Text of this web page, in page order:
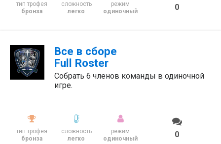
тип трофея
бронза
сложность
легко
режим
одиночный
0
Все в сборе
Full Roster
Собрать 6 членов команды в одиночной
игре.
тип трофея
бронза
сложность
легко
режим
одиночный
0